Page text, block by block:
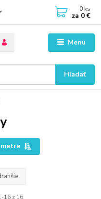
Menu
Hľadať
0 ks
za 0 €
16 z 16